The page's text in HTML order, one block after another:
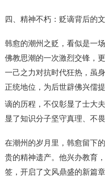
四、精神不朽：贬谪背后的
韩愈的潮州之贬，看似是一
佛教思潮的一次激烈交锋，
一己之力对抗时代狂热，虽
正统地位，为后世辟佛兴儒
谪的历程，不仅彰显了士大
显了知识分子坚守真理、不
在潮州的岁月里，韩愈留下
贵的精神遗产。他兴办教育
签，开启了文风鼎盛的新篇